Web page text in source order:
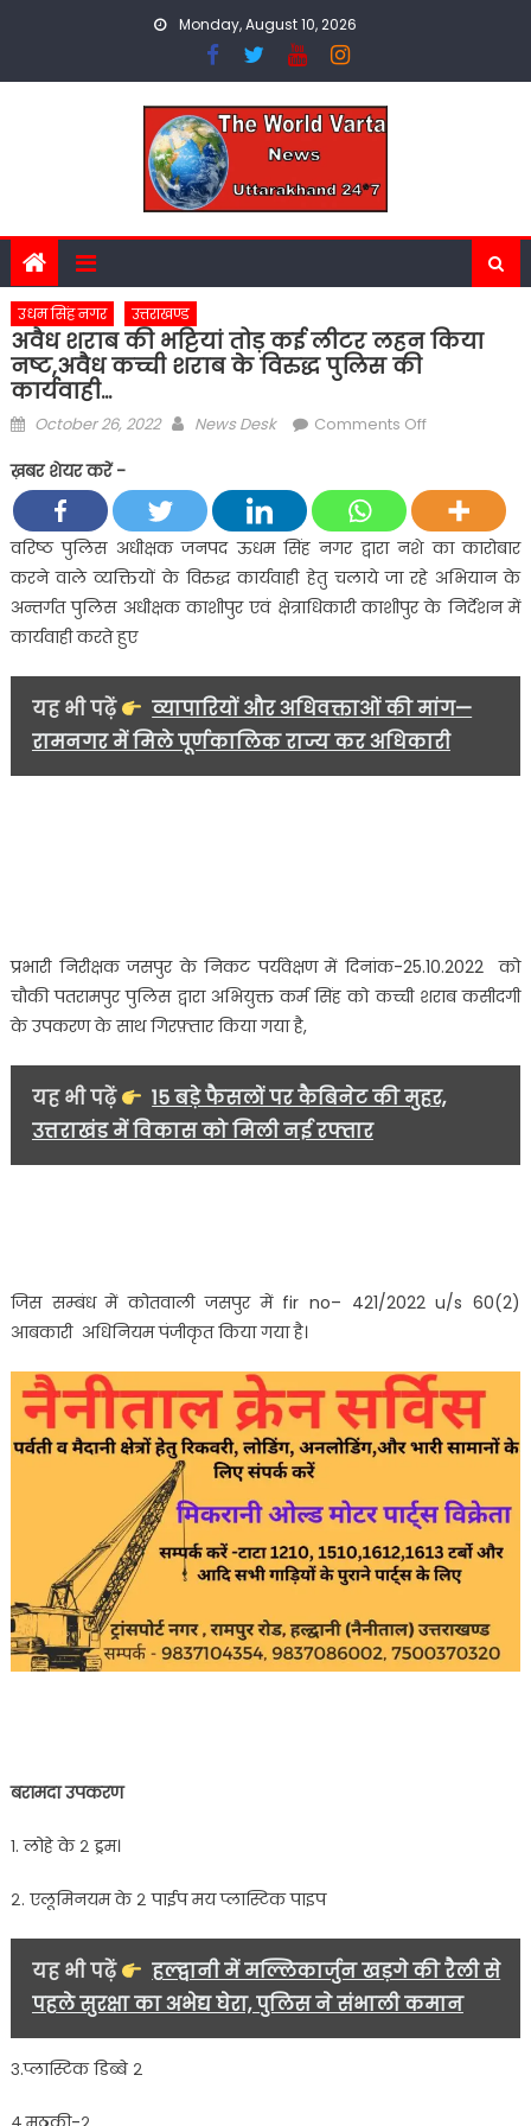
Monday, August 10, 2026
उधम सिंह नगर उत्तराखण्ड
अवैध शराब की भट्टियां तोड़ कई लीटर लहन किया
नष्ट,अवैध कच्ची शराब के विरुद्ध पुलिस की
कार्यवाही…
Posted
October 26, 2022 Author
News Desk Comments Offon
भट्टियां
तोड़
कई
लीटर
नष्ट,अवैध
कच्ची
शराब
के
ख़बर शेयर करें -
वरिष्ठ पुलिस अधीक्षक जनपद ऊधम सिंह नगर द्वारा नशे का कारोबार
करने वाले व्यक्तियों के विरुद्ध कार्यवाही हेतु चलाये जा रहे अभियान के
अन्तर्गत पुलिस अधीक्षक काशीपुर एवं क्षेत्राधिकारी काशीपुर के निर्देशन में
कार्यवाही करते हुए
यह भी पढ़ें
व्यापारियों और अधिवक्ताओं की मांग—
रामनगर में मिले पूर्णकालिक राज्य कर अधिकारी
प्रभारी निरीक्षक जसपुर के निकट पर्यवेक्षण में दिनांक-25.10.2022 को
चौकी पतरामपुर पुलिस द्वारा अभियुक्त कर्म सिंह को कच्ची शराब कसीदगी
के उपकरण के साथ गिरफ़्तार किया गया है,
यह भी पढ़ें
15 बड़े फैसलों पर कैबिनेट की मुहर,
उत्तराखंड में विकास को मिली नई रफ्तार
जिस सम्बंध में कोतवाली जसपुर में fir no– 421/2022 u/s 60(2)
आबकारी अधिनियम पंजीकृत किया गया है।
बरामदा उपकरण
१. लोहे के २ ड्रम।
२. एलूमिनयम के २ पाईप मय प्लास्टिक पाइप
यह भी पढ़ें
हल्द्वानी में मल्लिकार्जुन खड़गे की रैली से
पहले सुरक्षा का अभेद्य घेरा, पुलिस ने संभाली कमान
३.प्लास्टिक डिब्बे २